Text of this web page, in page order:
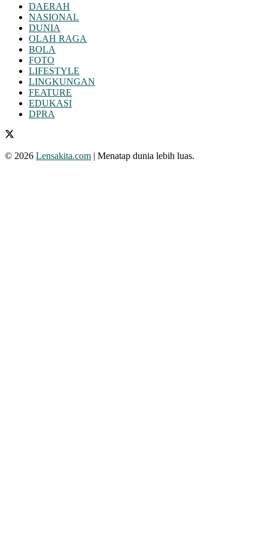
DAERAH
NASIONAL
DUNIA
OLAH RAGA
BOLA
FOTO
LIFESTYLE
LINGKUNGAN
FEATURE
EDUKASI
DPRA
© 2026 Lensakita.com | Menatap dunia lebih luas.